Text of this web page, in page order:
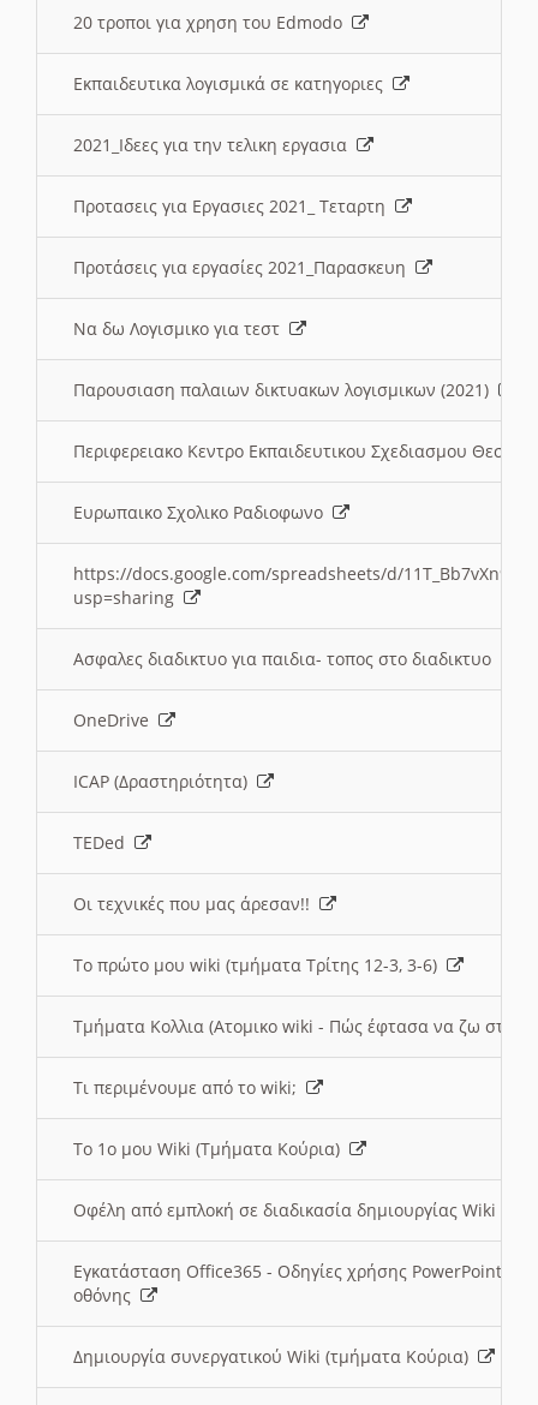
20 τροποι για χρηση του Edmodo
Εκπαιδευτικα λογισμικά σε κατηγοριες
2021_Ιδεες για την τελικη εργασια
Προτασεις για Εργασιες 2021_ Τεταρτη
Προτάσεις για εργασίες 2021_Παρασκευη
Να δω Λογισμικο για τεστ
Παρουσιαση παλαιων δικτυακων λογισμικων (2021)
Περιφερειακο Κεντρο Εκπαιδευτικου Σχεδιασμου
Ευρωπαικο Σχολικο Ραδιοφωνο
https://docs.google.com/spreadsheets/d/
usp=sharing
Ασφαλες διαδικτυο για παιδια- τοπος στο διαδικτυο
OneDrive
ICAP (Δραστηριότητα)
TEDed
Οι τεχνικές που μας άρεσαν!!
Το πρώτο μου wiki (τμήματα Τρίτης 12-3, 3-6)
Τμήματα Κολλια (Ατομικο wiki - Πώς έφτασα να ζω στην
Τι περιμένουμε από το wiki;
Το 1ο μου Wiki (Τμήματα Κούρια)
Οφέλη από εμπλοκή σε διαδικασία δημιουργίας Wiki
Εγκατάσταση Office365 - Οδηγίες χρήσης PowerPoint
οθόνης
Δημιουργία συνεργατικού Wiki (τμήματα Κούρια)